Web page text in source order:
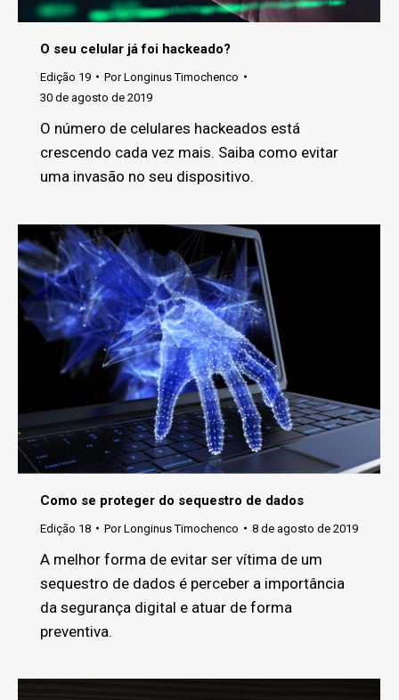
O seu celular já foi hackeado?
Edição 19 PorLonginus Timochenco
30 de agosto de 2019
O número de celulares hackeados está
crescendo cada vez mais. Saiba como evitar
uma invasão no seu dispositivo.
Como se proteger do sequestro de dados
Edição 18 PorLonginus Timochenco 8 de agosto de 2019
A melhor forma de evitar ser vítima de um
sequestro de dados é perceber a importância
da segurança digital e atuar de forma
preventiva.